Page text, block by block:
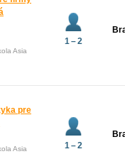
Asia
1 – 2
pre
Asia
1 – 2